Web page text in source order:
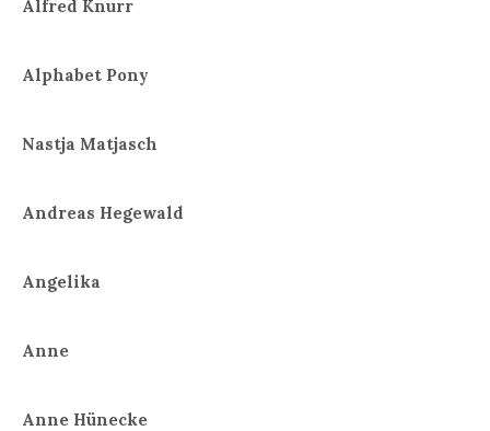
Alfred Knurr
Alphabet Pony
Nastja Matjasch
Andreas Hegewald
Angelika
Anne
Anne Hünecke